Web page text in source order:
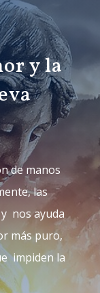
y la
de manos
las
nos ayuda
más puro,
impiden la